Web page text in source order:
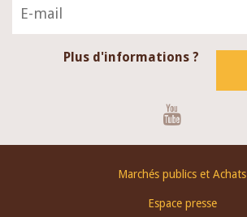
Plus d'informations ?
Marchés publics et Achats
Espace presse